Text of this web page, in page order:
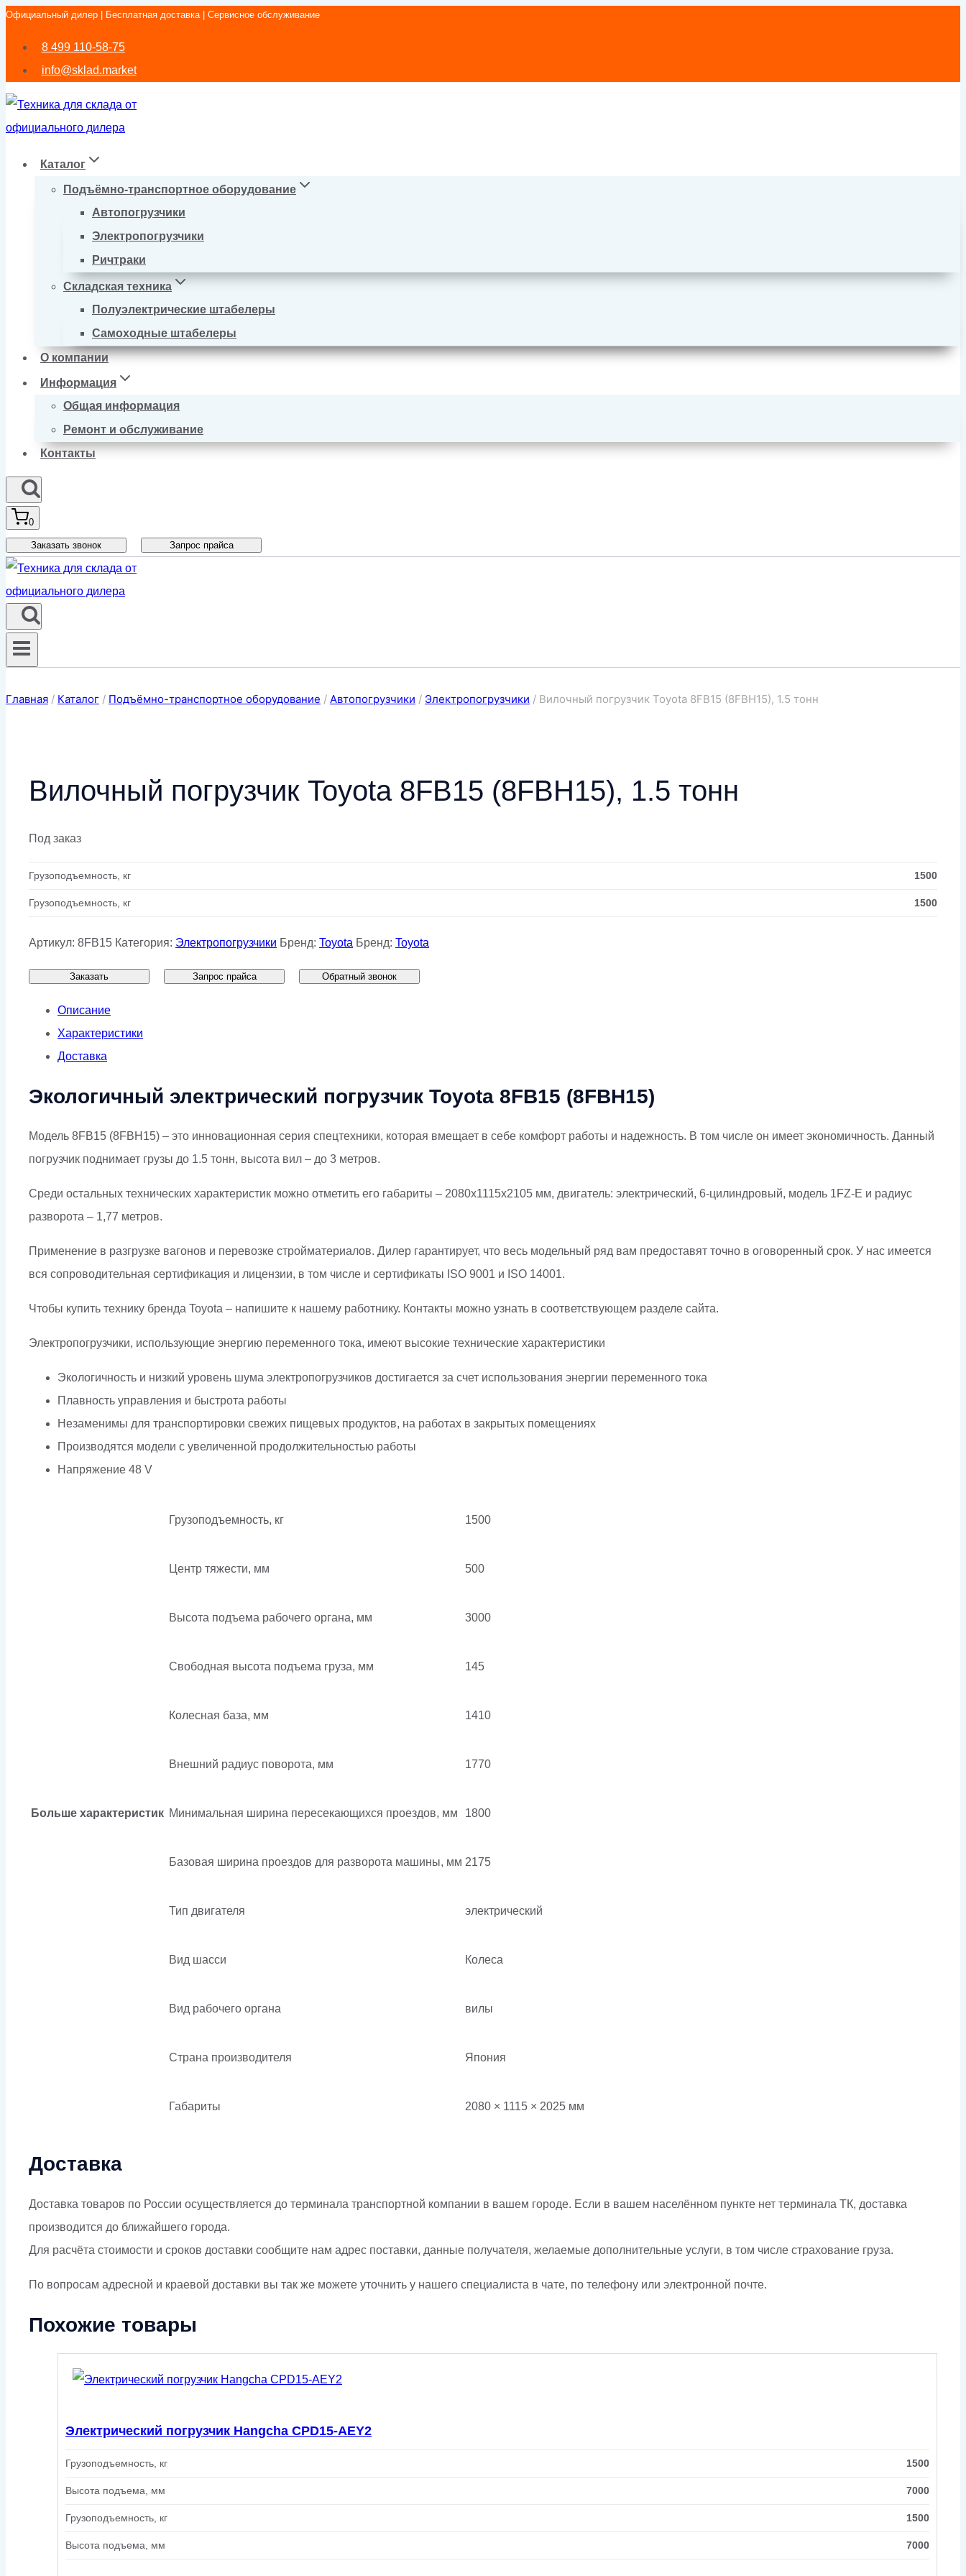
Перейти
Официальный дилер | Бесплатная доставка | Сервисное обслуживание
8 499 110-58-75
info@sklad.market
Каталог
Подъёмно-транспортное оборудование
Автопогрузчики
Электропогрузчики
Ричтраки
Складская техника
Полуэлектрические штабелеры
Самоходные штабелеры
О компании
Информация
Общая информация
Ремонт и обслуживание
Контакты
0
Заказать звонок Запрос прайса
Главная / Каталог / Подъёмно-транспортное оборудование / Автопогрузчики / Электропогрузчики / Вилочный погрузчик Toyota 8FB15 (8FBH15), 1.5 тонн
Вилочный погрузчик Toyota 8FB15 (8FBH15), 1.5 тонн
Под заказ
Грузоподъемность, кг 1500
Грузоподъемность, кг 1500
Артикул: 8FB15 Категория: Электропогрузчики Бренд: Toyota Бренд: Toyota
Заказать Запрос прайса Обратный звонок
Описание
Характеристики
Доставка
Экологичный электрический погрузчик Toyota 8FB15 (8FBH15)
Модель 8FB15 (8FBH15) – это инновационная серия спецтехники, которая вмещает в себе комфорт работы и надежность. В том числе он имеет экономичность. Данный
погрузчик поднимает грузы до 1.5 тонн, высота вил – до 3 метров.
Среди остальных технических характеристик можно отметить его габариты – 2080х1115х2105 мм, двигатель: электрический, 6-цилиндровый, модель 1FZ-E и радиус
разворота – 1,77 метров.
Применение в разгрузке вагонов и перевозке стройматериалов. Дилер гарантирует, что весь модельный ряд вам предоставят точно в оговоренный срок. У нас имеется
вся сопроводительная сертификация и лицензии, в том числе и сертификаты ISO 9001 и ISO 14001.
Чтобы купить технику бренда Toyota – напишите к нашему работнику. Контакты можно узнать в соответствующем разделе сайта.
Электропогрузчики, использующие энергию переменного тока, имеют высокие технические характеристики
Экологичность и низкий уровень шума электропогрузчиков достигается за счет использования энергии переменного тока
Плавность управления и быстрота работы
Незаменимы для транспортировки свежих пищевых продуктов, на работах в закрытых помещениях
Производятся модели с увеличенной продолжительностью работы
Напряжение 48 V
Больше характеристик
Грузоподъемность, кг 1500
Центр тяжести, мм 500
Высота подъема рабочего органа, мм 3000
Свободная высота подъема груза, мм 145
Колесная база, мм 1410
Внешний радиус поворота, мм 1770
Минимальная ширина пересекающихся проездов, мм 1800
Базовая ширина проездов для разворота машины, мм 2175
Тип двигателя электрический
Вид шасси Колеса
Вид рабочего органа вилы
Страна производителя Япония
Габариты 2080 × 1115 × 2025 мм
Доставка
Доставка товаров по России осуществляется до терминала транспортной компании в вашем городе. Если в вашем населённом пункте нет терминала ТК, доставка
производится до ближайшего города.
Для расчёта стоимости и сроков доставки сообщите нам адрес поставки, данные получателя, желаемые дополнительные услуги, в том числе страхование груза.
По вопросам адресной и краевой доставки вы так же можете уточнить у нашего специалиста в чате, по телефону или электронной почте.
Похожие товары
Электрический погрузчик Hangcha CPD15-AEY2
Грузоподъемность, кг 1500
Высота подъема, мм 7000
Грузоподъемность, кг 1500
Высота подъема, мм 7000